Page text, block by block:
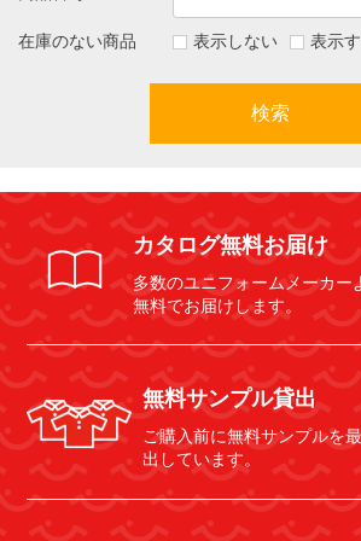
在庫のない商品 表示しない 表示
検索
カタログ無料お届け
多数のユニフォームメーカー
無料でお届けします。
無料サンプル貸出
ご購入前に無料サンプルを
出しています。